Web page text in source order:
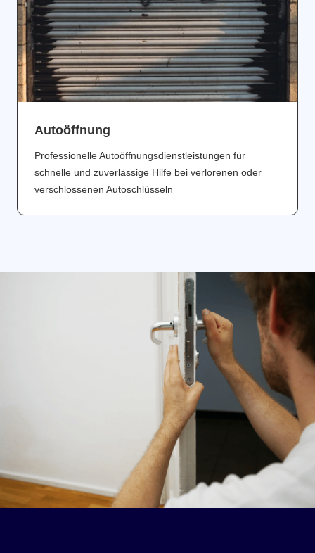
Аutoöffnung
Professionelle Autoöffnungsdienstleistungen für
schnelle und zuverlässige Hilfe bei verlorenen oder
verschlossenen Autoschlüsseln